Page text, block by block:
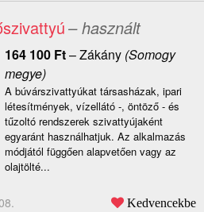
– használt
164 100 Ft–Zákány(Somogy
megye)
A búvárszivattyúkat társasházak, ipari
létesítmények, vízellátó -, öntöző - és
tűzoltó rendszerek szivattyújaként
egyaránt használhatjuk. Az alkalmazás
módjától függően alapvetően vagy az
olajtölté...
Kedvencekbe